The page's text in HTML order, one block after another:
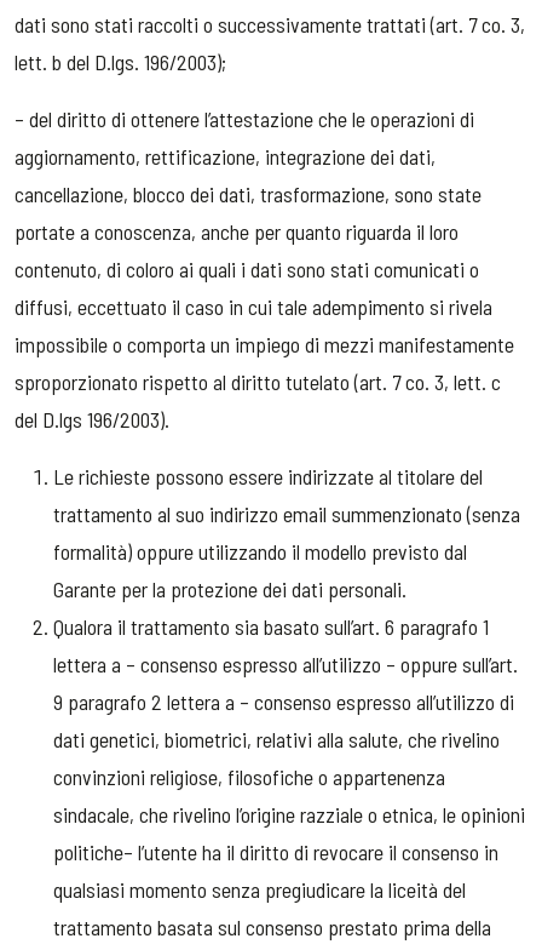
dati sono stati raccolti o successivamente trattati (art. 7 co. 3,
lett. b del D.lgs. 196/2003);
– del diritto di ottenere l’attestazione che le operazioni di
aggiornamento, rettificazione, integrazione dei dati,
cancellazione, blocco dei dati, trasformazione, sono state
portate a conoscenza, anche per quanto riguarda il loro
contenuto, di coloro ai quali i dati sono stati comunicati o
diffusi, eccettuato il caso in cui tale adempimento si rivela
impossibile o comporta un impiego di mezzi manifestamente
sproporzionato rispetto al diritto tutelato (art. 7 co. 3, lett. c
del D.lgs 196/2003).
Le richieste possono essere indirizzate al titolare del
trattamento al suo indirizzo email summenzionato (senza
formalità) oppure utilizzando il modello previsto dal
Garante per la protezione dei dati personali.
Qualora il trattamento sia basato sull’art. 6 paragrafo 1
lettera a – consenso espresso all’utilizzo – oppure sull’art.
9 paragrafo 2 lettera a – consenso espresso all’utilizzo di
dati genetici, biometrici, relativi alla salute, che rivelino
convinzioni religiose, filosofiche o appartenenza
sindacale, che rivelino l’origine razziale o etnica, le opinioni
politiche– l’utente ha il diritto di revocare il consenso in
qualsiasi momento senza pregiudicare la liceità del
trattamento basata sul consenso prestato prima della